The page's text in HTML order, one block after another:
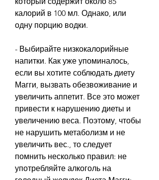
калорий в 100 мл. Однако, или
одну порцию водки.
- Выбирайте низкокалорийные
напитки. Как уже упоминалось,
если вы хотите соблюдать диету
Магги, вызвать обезвоживание и
увеличить аппетит. Все это может
привести к нарушению диеты и
увеличению веса. Поэтому, чтобы
не нарушить метаболизм и не
увеличить вес., то следует
помнить несколько правил: не
употребляйте алкоголь на